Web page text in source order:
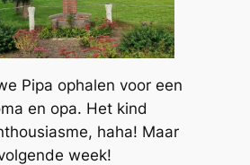
Pipa ophalen voor een
en opa. Het kind
haha! Maar
week!